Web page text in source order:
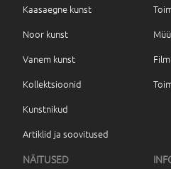
Kaasaegne kunst
Noor kunst
Vanem kunst
Kollektsioonid
Kunstnikud
Artiklid ja soovitused
NÄITUSED